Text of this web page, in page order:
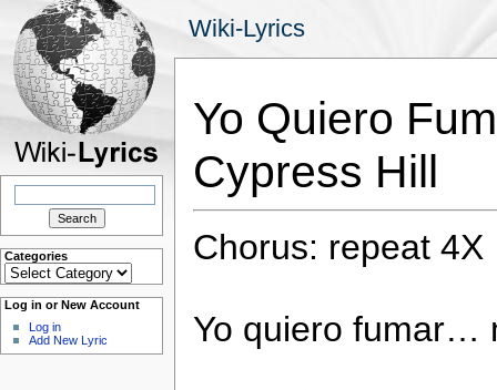
Wiki-Lyrics
Search
Categories
Categories
Log in or New Account
Log in
Add New Lyric
Yo Quiero
Cypress Hill
Chorus: repeat 4X
Yo quiero fumar…